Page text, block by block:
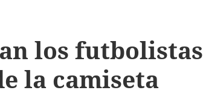
los futbolistas
la camiseta